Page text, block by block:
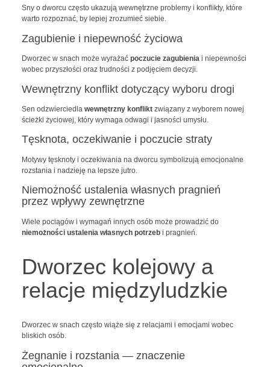
Sny o dworcu często ukazują wewnętrzne problemy i konflikty, które
warto rozpoznać, by lepiej zrozumieć siebie.
Zagubienie i niepewność życiowa
Dworzec w snach może wyrażać poczucie zagubieniai niepewności
wobec przyszłości oraz trudności z podjęciem decyzji.
Wewnętrzny konflikt dotyczący wyboru drogi
Sen odzwierciedla wewnętrzny konfliktzwiązany z wyborem nowej
ścieżki życiowej, który wymaga odwagi i jasności umysłu.
Tęsknota, oczekiwanie i poczucie straty
Motywy tęsknoty i oczekiwania na dworcu symbolizują emocjonalne
rozstania i nadzieję na lepsze jutro.
Niemożność ustalenia własnych pragnień
przez wpływy zewnętrzne
Wiele pociągów i wymagań innych osób może prowadzić do
niemożności ustalenia własnych potrzebi pragnień.
Dworzec kolejowy a
relacje międzyludzkie
Dworzec w snach często wiąże się z relacjami i emocjami wobec
bliskich osób.
Żegnanie i rozstania — znaczenie